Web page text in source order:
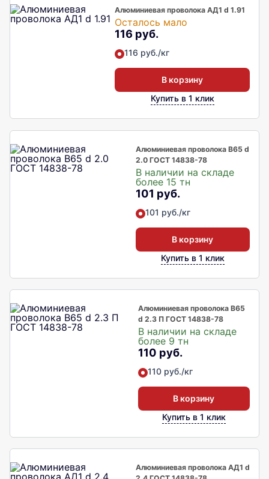
Алюминиевая проволока АД1 d 1.91
Осталось мало
116 руб.
116 руб./кг
В корзину
Купить в 1 клик
Алюминиевая проволока В65 d
2.0 ГОСТ 14838-78
В наличии на складе
более 15 тн
101 руб.
101 руб./кг
В корзину
Купить в 1 клик
Алюминиевая проволока В65
d 2.3 П ГОСТ 14838-78
В наличии на складе
более 9 тн
110 руб.
110 руб./кг
В корзину
Купить в 1 клик
Алюминиевая проволока АД1 d